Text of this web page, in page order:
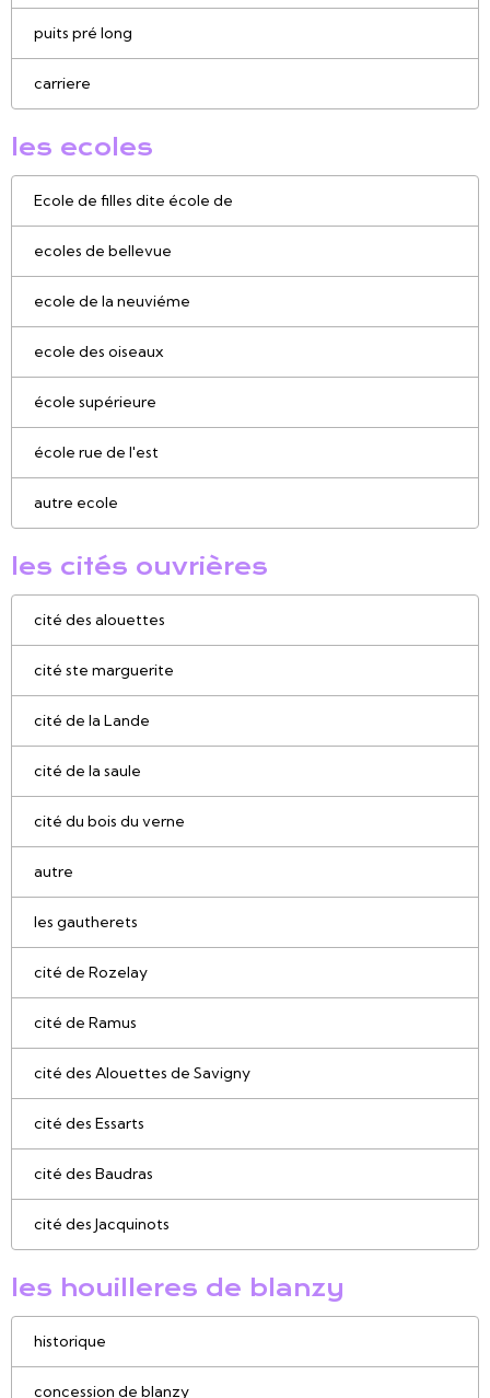
puits pré long
carriere
les ecoles
Ecole de filles dite école de
ecoles de bellevue
ecole de la neuviéme
ecole des oiseaux
école supérieure
école rue de l'est
autre ecole
les cités ouvrières
cité des alouettes
cité ste marguerite
cité de la Lande
cité de la saule
cité du bois du verne
autre
les gautherets
cité de Rozelay
cité de Ramus
cité des Alouettes de Savigny
cité des Essarts
cité des Baudras
cité des Jacquinots
les houilleres de blanzy
historique
concession de blanzy